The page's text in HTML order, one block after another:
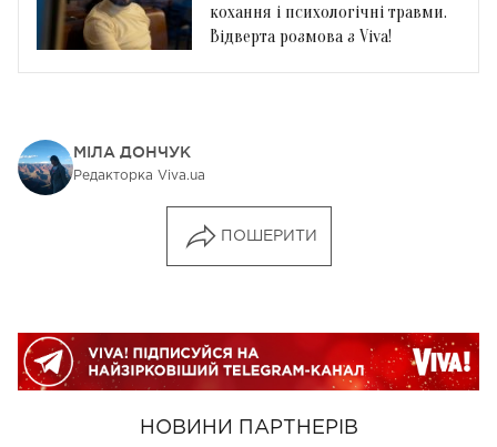
кохання і психологічні травми.
Відверта розмова з Viva!
МІЛА ДОНЧУК
Редакторка Viva.ua
ПОШЕРИТИ
НОВИНИ ПАРТНЕРІВ